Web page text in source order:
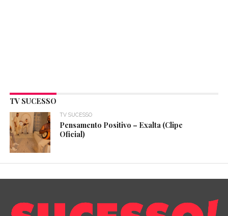
TV SUCESSO
TV SUCESSO
Pensamento Positivo – Exalta (Clipe
Oficial)